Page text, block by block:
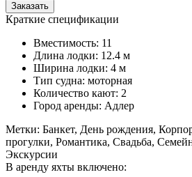
Заказать
Краткие спецификации
Вместимость: 11
Длина лодки: 12.4 м
Ширина лодки: 4 м
Тип судна: моторная
Количество кают: 2
Город аренды: Адлер
Метки: Банкет, День рождения,
прогулки, Романтика, Свадьба,
Экскурсии
В аренду яхты включено: